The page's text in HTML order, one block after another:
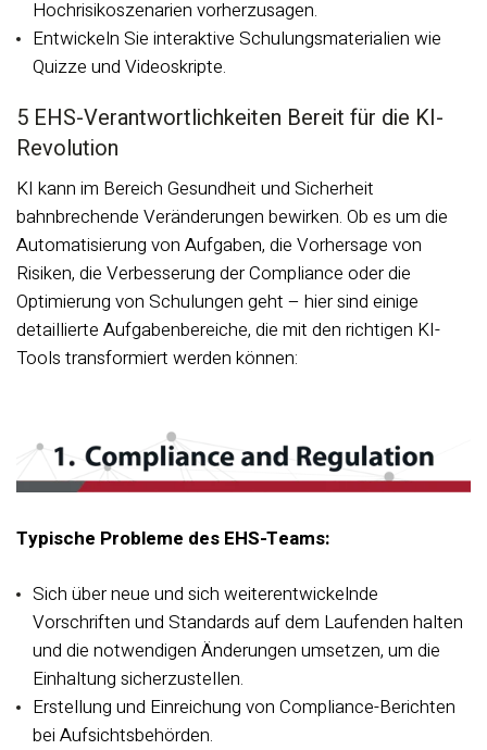
Hochrisikoszenarien vorherzusagen.
Entwickeln Sie interaktive Schulungsmaterialien wie
Quizze und Videoskripte.
5 EHS-Verantwortlichkeiten Bereit für die KI-
Revolution
KI kann im Bereich Gesundheit und Sicherheit
bahnbrechende Veränderungen bewirken. Ob es um die
Automatisierung von Aufgaben, die Vorhersage von
Risiken, die Verbesserung der Compliance oder die
Optimierung von Schulungen geht – hier sind einige
detaillierte Aufgabenbereiche, die mit den richtigen KI-
Tools transformiert werden können:
Typische Probleme des EHS-Teams:
Sich über neue und sich weiterentwickelnde
Vorschriften und Standards auf dem Laufenden halten
und die notwendigen Änderungen umsetzen, um die
Einhaltung sicherzustellen.
Erstellung und Einreichung von Compliance-Berichten
bei Aufsichtsbehörden.